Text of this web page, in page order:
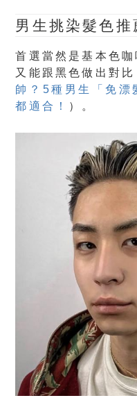
男生挑染髮色推
首選當然是基本色
又能跟黑色做出對
帥？5種男生「免漂
都適合！
）。